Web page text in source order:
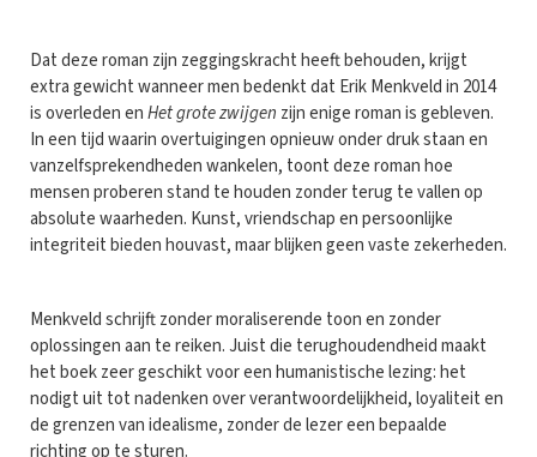
Dat deze roman zijn zeggingskracht heeft behouden, krijgt
extra gewicht wanneer men bedenkt dat Erik Menkveld in 2014
is overleden enHet grote zwijgen zijn enige roman is gebleven.
In een tijd waarin overtuigingen opnieuw onder druk staan en
vanzelfsprekendheden wankelen, toont deze roman hoe
mensen proberen stand te houden zonder terug te vallen op
absolute waarheden. Kunst, vriendschap en persoonlijke
integriteit bieden houvast, maar blijken geen vaste zekerheden.
Menkveld schrijft zonder moraliserende toon en zonder
oplossingen aan te reiken. Juist die terughoudendheid maakt
het boek zeer geschikt voor een humanistische lezing: het
nodigt uit tot nadenken over verantwoordelijkheid, loyaliteit en
de grenzen van idealisme, zonder de lezer een bepaalde
richting op te sturen.